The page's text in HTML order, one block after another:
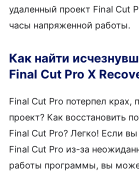
удаленный проект Final Cut
часы напряженной работы.
Как найти
Final Cut Pro X
Final Cut Pro потерпел крах,
проект? Как восстановить
Final Cut Pro? Легко! Если
Final Cut Pro из-за
работы программы, вы